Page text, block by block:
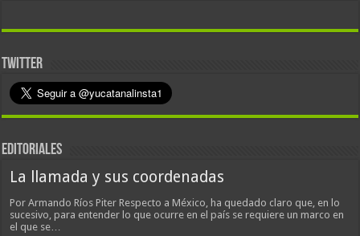
TWITTER
EDITORIALES
La llamada y sus coordenadas
Por Armando Ríos Piter Respecto a México, ha quedado claro que, en lo
sucesivo, para entender lo que ocurre en el país se requiere un marco en
el que se…